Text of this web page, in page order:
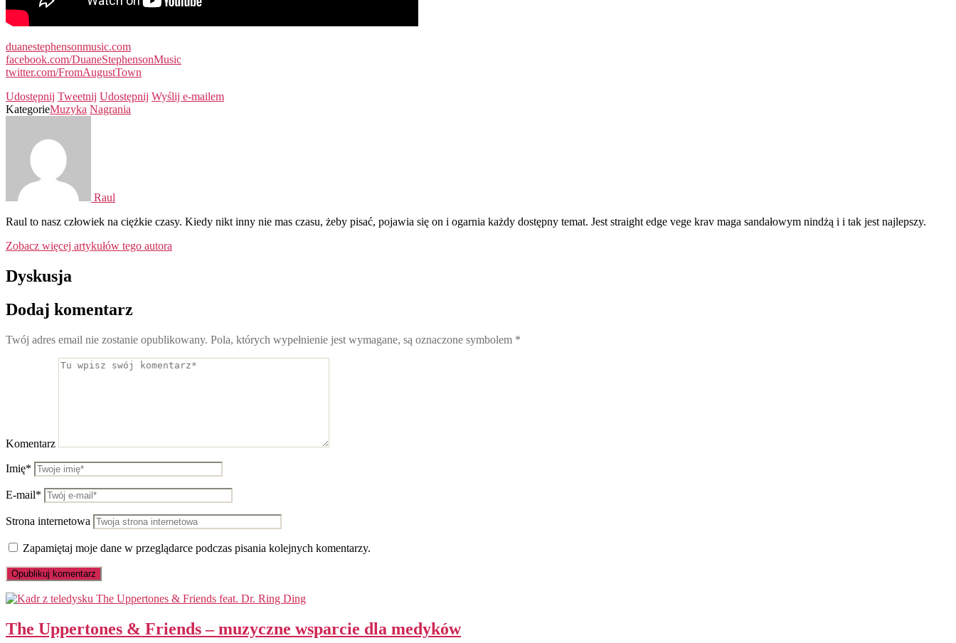
duanestephensonmusic.com
facebook.com/DuaneStephensonMusic
twitter.com/FromAugustTown
Udostępnij Tweetnij Udostępnij Wyślij e-mailem
KategorieMuzyka Nagrania
Raul
Raul to nasz człowiek na ciężkie czasy. Kiedy nikt inny nie mas czasu, żeby pisać, pojawia się on i ogarnia każdy dostępny temat. Jest straight edge vege krav maga sandałowym nindżą i i tak jest najlepszy.
Zobacz więcej artykułów tego autora
Dyskusja
Dodaj komentarz
Twój adres email nie zostanie opublikowany. Pola, których wypełnienie jest wymagane, są oznaczone symbolem *
Komentarz
Imię*
E-mail*
Strona internetowa
Zapamiętaj moje dane w przeglądarce podczas pisania kolejnych komentarzy.
The Uppertones & Friends – muzyczne wsparcie dla medyków